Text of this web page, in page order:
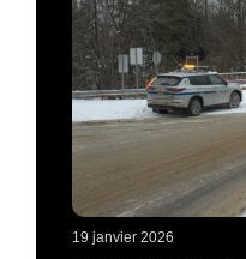
19 janvier 2026